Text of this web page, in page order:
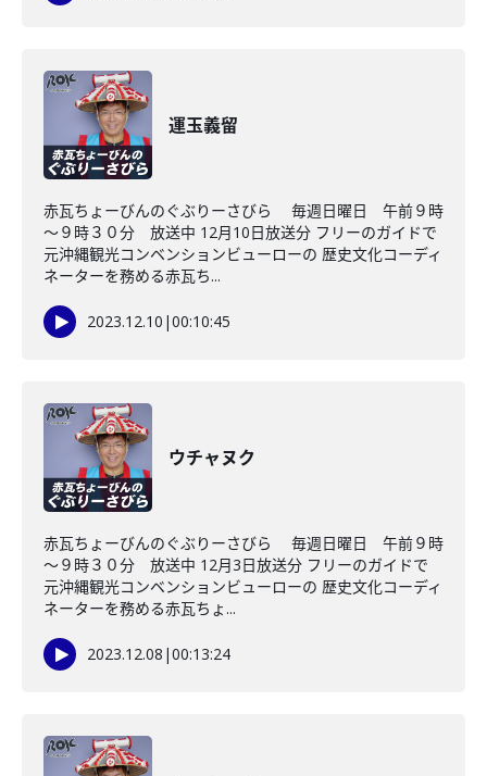
運玉義留
赤瓦ちょーびんのぐぶりーさびら 毎週日曜日 午前９時
～９時３０分 放送中 12月10日放送分 フリーのガイドで
元沖縄観光コンベンションビューローの 歴史文化コーディ
ネーターを務める赤瓦ち...
2023.12.10 |00:10:45
ウチャヌク
赤瓦ちょーびんのぐぶりーさびら 毎週日曜日 午前９時
～９時３０分 放送中 12月3日放送分 フリーのガイドで
元沖縄観光コンベンションビューローの 歴史文化コーディ
ネーターを務める赤瓦ちょ...
2023.12.08 |00:13:24